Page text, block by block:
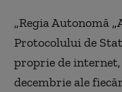
„Regia Autonomă
Protocolului de
proprie de internet,
decembrie ale